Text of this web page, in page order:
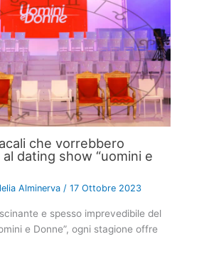
che vorrebbero
dating show “uomini e
Alminerva/17 Ottobre 2023
e spesso imprevedibile del
e Donne”, ogni stagione offre